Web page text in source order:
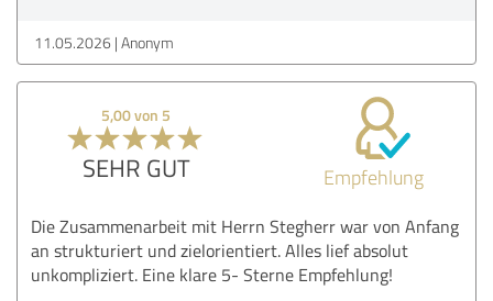
11.05.2026 Anonym
5,00 von 5
SEHR GUT Empfehlung
Die Zusammenarbeit mit Herrn Stegherr war von Anfang
an strukturiert und zielorientiert. Alles lief absolut
unkompliziert. Eine klare 5- Sterne Empfehlung!